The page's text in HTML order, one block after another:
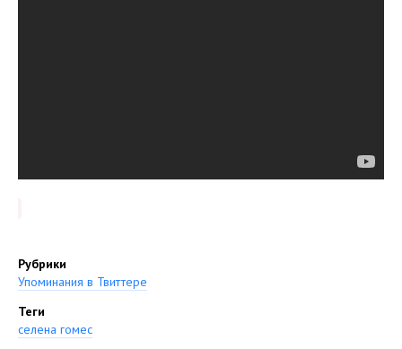
Рубрики
Упоминания в Твиттере
Теги
селена гомес